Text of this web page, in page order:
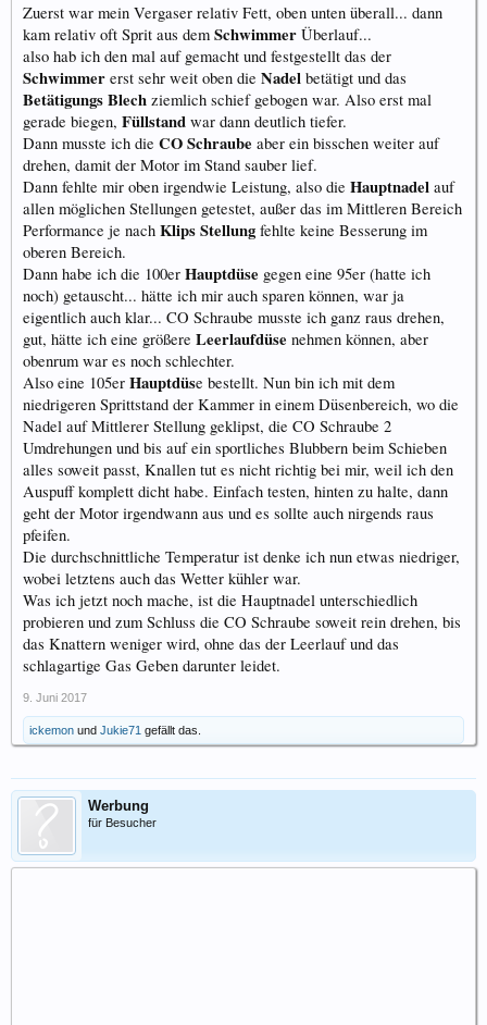
Zuerst war mein Vergaser relativ Fett, oben unten überall... dann
kam relativ oft Sprit aus dem Schwimmer Überlauf...
also hab ich den mal auf gemacht und festgestellt das der
Schwimmer erst sehr weit oben die Nadel betätigt und das
Betätigungs Blech ziemlich schief gebogen war. Also erst mal
gerade biegen, Füllstand war dann deutlich tiefer.
Dann musste ich die CO Schraube aber ein bisschen weiter auf
drehen, damit der Motor im Stand sauber lief.
Dann fehlte mir oben irgendwie Leistung, also die Hauptnadel auf
allen möglichen Stellungen getestet, außer das im Mittleren Bereich
Performance je nach Klips Stellung fehlte keine Besserung im
oberen Bereich.
Dann habe ich die 100er Hauptdüse gegen eine 95er (hatte ich
noch) getauscht... hätte ich mir auch sparen können, war ja
eigentlich auch klar... CO Schraube musste ich ganz raus drehen,
gut, hätte ich eine größere Leerlaufdüse nehmen können, aber
obenrum war es noch schlechter.
Also eine 105er Hauptdüse bestellt. Nun bin ich mit dem
niedrigeren Sprittstand der Kammer in einem Düsenbereich, wo die
Nadel auf Mittlerer Stellung geklipst, die CO Schraube 2
Umdrehungen und bis auf ein sportliches Blubbern beim Schieben
alles soweit passt, Knallen tut es nicht richtig bei mir, weil ich den
Auspuff komplett dicht habe. Einfach testen, hinten zu halte, dann
geht der Motor irgendwann aus und es sollte auch nirgends raus
pfeifen.
Die durchschnittliche Temperatur ist denke ich nun etwas niedriger,
wobei letztens auch das Wetter kühler war.
Was ich jetzt noch mache, ist die Hauptnadel unterschiedlich
probieren und zum Schluss die CO Schraube soweit rein drehen, bis
das Knattern weniger wird, ohne das der Leerlauf und das
schlagartige Gas Geben darunter leidet.
9. Juni 2017
ickemon und Jukie71 gefällt das.
Werbung
für Besucher